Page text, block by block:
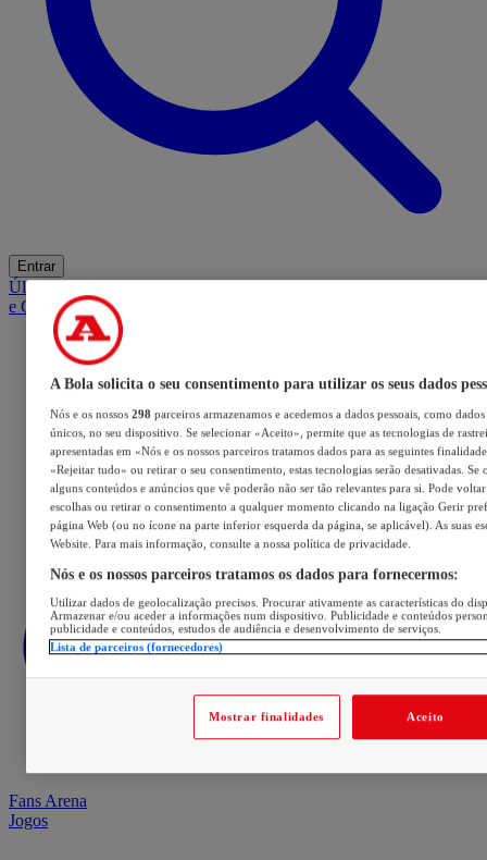
Entrar
ÚltimasMercadoOpiniãoiGaming HubA BOLA SUGEREBarba
e Cabelo
Fans Arena
Jogos
A Bola solicita o seu consentimento para utilizar os seus dados
Nós e os nossos 298 parceiros armazenamos e acedemos a dados pessoais, como
únicos, no seu dispositivo. Se selecionar «Aceito», permite que as tecnologias de
apresentadas em «Nós e os nossos parceiros tratamos dados para as seguintes
«Rejeitar tudo» ou retirar o seu consentimento, estas tecnologias serão desativadas. Se
alguns conteúdos e anúncios que vê poderão não ser tão relevantes para si. Pode voltar
escolhas ou retirar o consentimento a qualquer momento clicando na ligação Gerir
página Web (ou no ícone na parte inferior esquerda da página, se aplicável). As suas
Website. Para mais informação, consulte a nossa política de privacidade.
Nós e os nossos parceiros tratamos os dados para fornecermos:
Utilizar dados de geolocalização precisos. Procurar ativamente as características do
Armazenar e/ou aceder a informações num dispositivo. Publicidade e conteúdos
publicidade e conteúdos, estudos de audiência e desenvolvimento de serviços.
Lista de parceiros (fornecedores)
Mostrar finalidades Aceito